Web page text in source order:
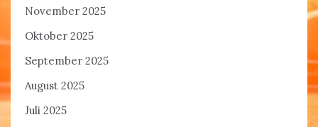
November 2025
Oktober 2025
September 2025
August 2025
Juli 2025